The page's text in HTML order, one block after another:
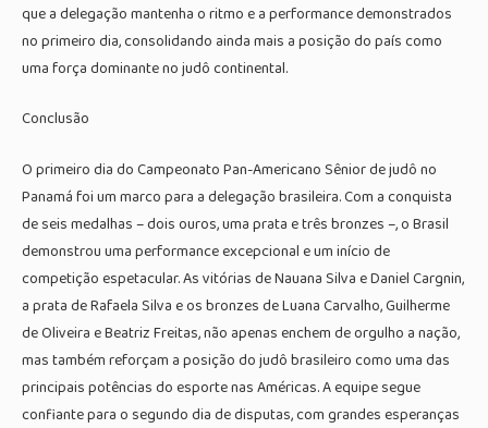
que a delegação mantenha o ritmo e a performance demonstrados
no primeiro dia, consolidando ainda mais a posição do país como
uma força dominante no judô continental.
Conclusão
O primeiro dia do Campeonato Pan-Americano Sênior de judô no
Panamá foi um marco para a delegação brasileira. Com a conquista
de seis medalhas – dois ouros, uma prata e três bronzes –, o Brasil
demonstrou uma performance excepcional e um início de
competição espetacular. As vitórias de Nauana Silva e Daniel Cargnin,
a prata de Rafaela Silva e os bronzes de Luana Carvalho, Guilherme
de Oliveira e Beatriz Freitas, não apenas enchem de orgulho a nação,
mas também reforçam a posição do judô brasileiro como uma das
principais potências do esporte nas Américas. A equipe segue
confiante para o segundo dia de disputas, com grandes esperanças